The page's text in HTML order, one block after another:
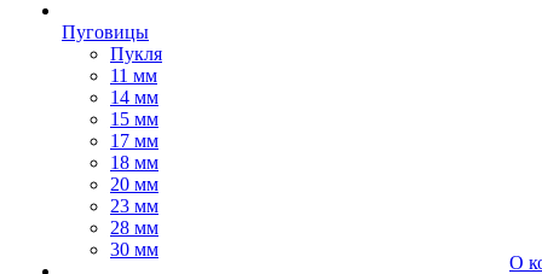
Пуговицы
Пукля
11 мм
14 мм
15 мм
17 мм
18 мм
20 мм
23 мм
28 мм
30 мм
О